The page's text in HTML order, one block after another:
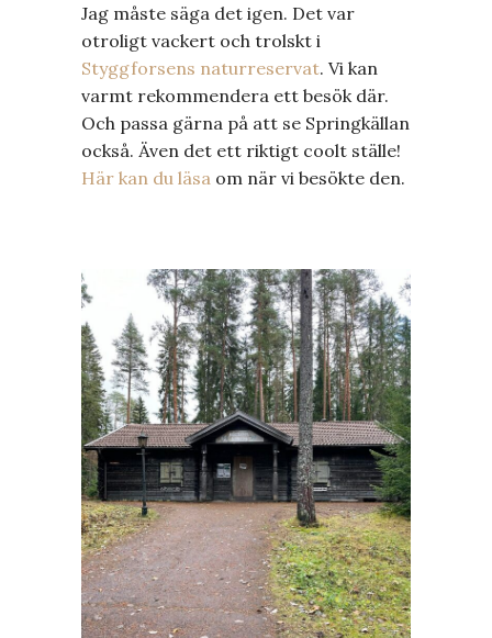
Jag måste säga det igen. Det var
otroligt vackert och trolskt i
Styggforsens naturreservat. Vi kan
varmt rekommendera ett besök där.
Och passa gärna på att se Springkällan
också. Även det ett riktigt coolt ställe!
Här kan du läsa om när vi besökte den.